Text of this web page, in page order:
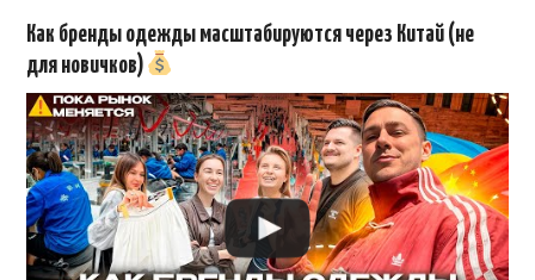
Как бренды одежды масштабируются через Китай (не
для новичков)